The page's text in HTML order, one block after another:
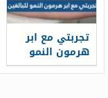
تجربتي مع ابر
هرمون النمو
للبالغين وافضل